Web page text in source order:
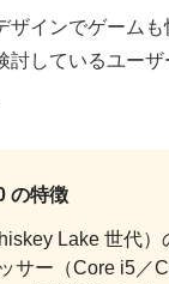
ザインでゲーム
討しているユー
の特徴
Lake 世代）
サー（Core i5／